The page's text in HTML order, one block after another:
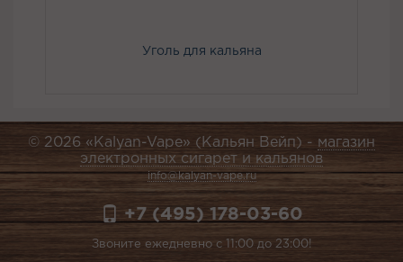
Уголь для кальяна
© 2026 «Kalyan-Vape» (Кальян Вейп) - магазин
электронных сигарет и кальянов
info@kalyan-vape.ru
+7 (495) 178-03-60
Звоните ежедневно с 11:00 до 23:00!